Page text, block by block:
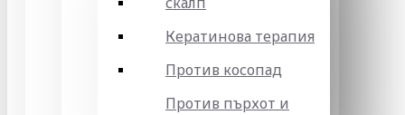
Кератинова терапия
Против косопад
Против пърхот и